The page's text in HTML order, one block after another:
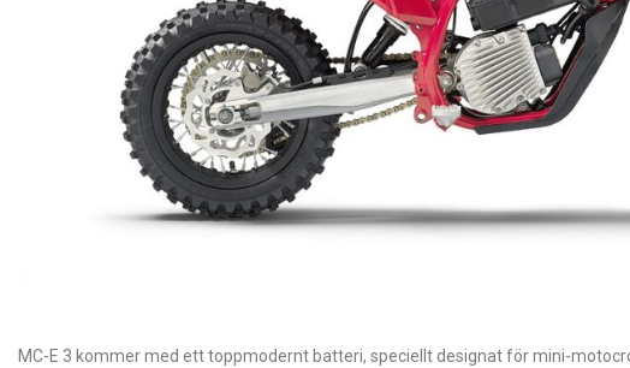
MC-E 3 kommer med ett toppmodernt batteri, speciellt designat för mini-